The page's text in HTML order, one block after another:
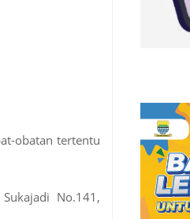
obatan tertentu
No.141,